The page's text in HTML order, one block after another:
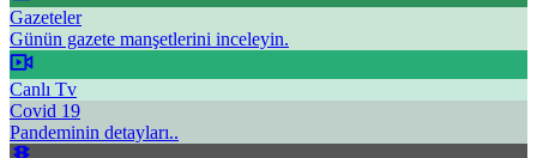
Gazeteler
Günün gazete manşetlerini inceleyin.
Canlı Tv
Covid 19
Pandeminin detayları..